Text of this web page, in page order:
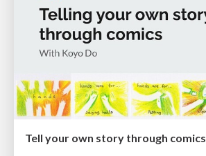
Tell your own story through comics